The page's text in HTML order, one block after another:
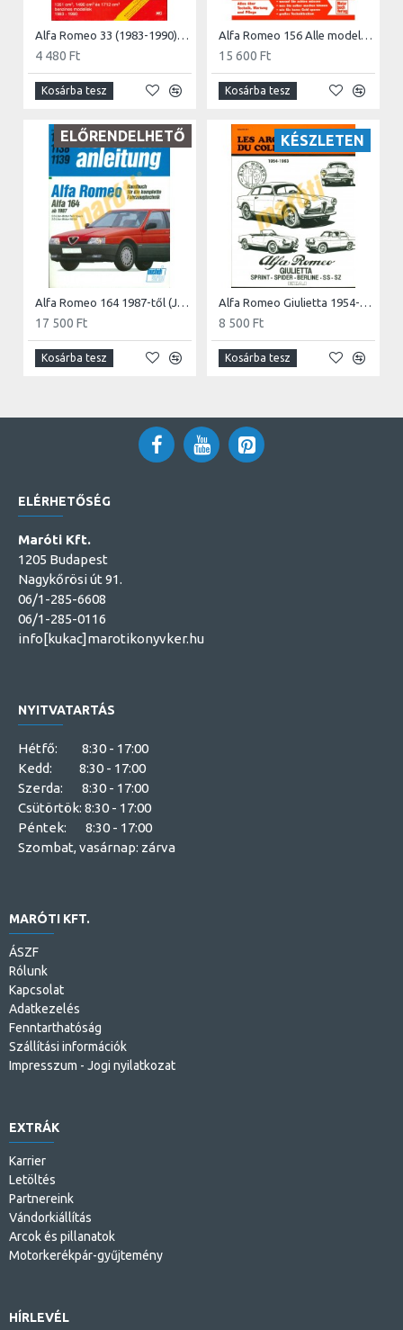
Alfa Romeo 33 (1983-1990) (Javítási kézikönyv)
4 480 Ft
Kosárba tesz
Alfa Romeo 156 Alle modelle (Javítási kézikönyv)
15 600 Ft
Kosárba tesz
ELŐRENDELHETŐ
Alfa Romeo 164 1987-től (Javítási kézikönyv)
17 500 Ft
Kosárba tesz
KÉSZLETEN
Alfa Romeo Giulietta 1954-1963
8 500 Ft
Kosárba tesz
ELÉRHETŐSÉG
Maróti Kft.
1205 Budapest
Nagykőrösi út 91.
06/1-285-6608
06/1-285-0116
info[kukac]marotikonyvker.hu
NYITVATARTÁS
Hétfő: 8:30 - 17:00
Kedd: 8:30 - 17:00
Szerda: 8:30 - 17:00
Csütörtök: 8:30 - 17:00
Péntek: 8:30 - 17:00
Szombat, vasárnap: zárva
MARÓTI KFT.
ÁSZF
Rólunk
Kapcsolat
Adatkezelés
Fenntarthatóság
Szállítási információk
Impresszum - Jogi nyilatkozat
EXTRÁK
Karrier
Letöltés
Partnereink
Vándorkiállítás
Arcok és pillanatok
Motorkerékpár-gyűjtemény
HÍRLEVÉL